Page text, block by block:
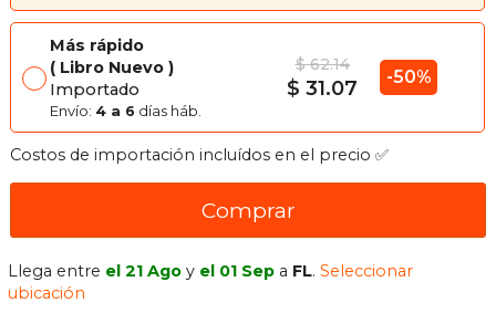
Más rápido
Libro Nuevo
Importado
Envío: 4 a 6 días háb.
$ 62.14
$ 31.07 -50%
Costos de importación incluídos en el precio ✅
Comprar
Llega entre el 21 Ago y el 01 Sep a FL.Seleccionar
ubicación